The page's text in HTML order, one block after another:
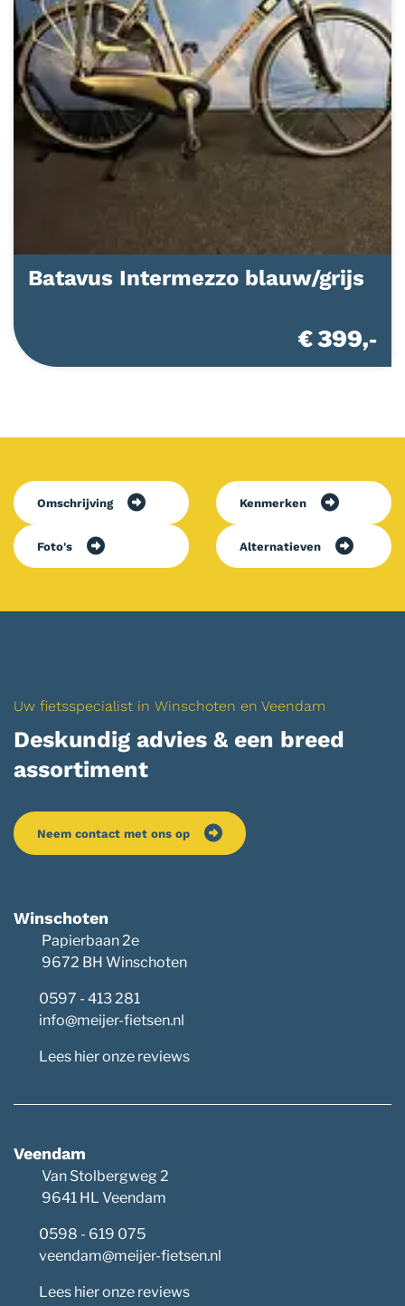
Batavus Intermezzo blauw/grijs
€ 399,-
Omschrijving Kenmerken
Foto's Alternatieven
Uw fietsspecialist in Winschoten en Veendam
Deskundig advies & een breed
assortiment
Neem contact met ons op
Winschoten
Papierbaan 2e
9672 BH Winschoten
0597 - 413 281
info@meijer-fietsen.nl
Lees hier onze reviews
Veendam
Van Stolbergweg 2
9641 HL Veendam
0598 - 619 075
veendam@meijer-fietsen.nl
Lees hier onze reviews